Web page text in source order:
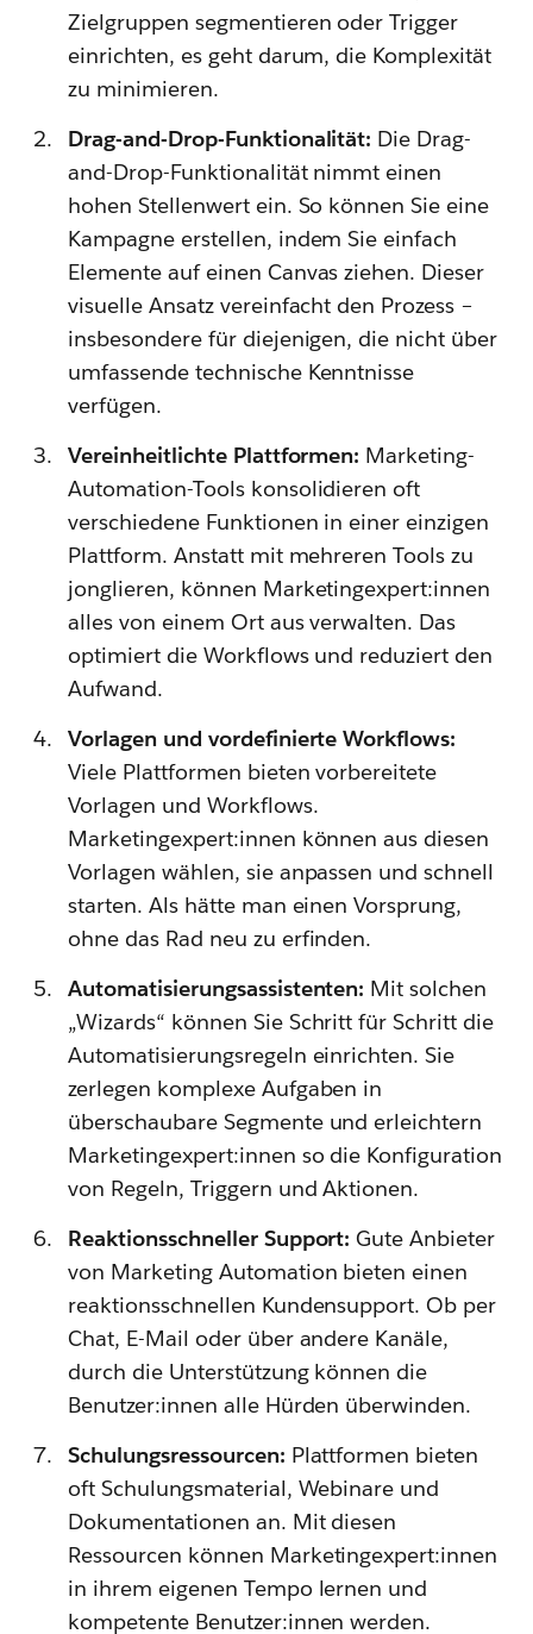
Zielgruppen segmentieren oder Trigger
einrichten, es geht darum, die Komplexität
zu minimieren.
Drag-and-Drop-Funktionalität: Die Drag-
and-Drop-Funktionalität nimmt einen
hohen Stellenwert ein. So können Sie eine
Kampagne erstellen, indem Sie einfach
Elemente auf einen Canvas ziehen. Dieser
visuelle Ansatz vereinfacht den Prozess –
insbesondere für diejenigen, die nicht über
umfassende technische Kenntnisse
verfügen.
Vereinheitlichte Plattformen: Marketing-
Automation-Tools konsolidieren oft
verschiedene Funktionen in einer einzigen
Plattform. Anstatt mit mehreren Tools zu
jonglieren, können Marketingexpert:innen
alles von einem Ort aus verwalten. Das
optimiert die Workflows und reduziert den
Aufwand.
Vorlagen und vordefinierte Workflows:
Viele Plattformen bieten vorbereitete
Vorlagen und Workflows.
Marketingexpert:innen können aus diesen
Vorlagen wählen, sie anpassen und schnell
starten. Als hätte man einen Vorsprung,
ohne das Rad neu zu erfinden.
Automatisierungsassistenten: Mit solchen
„Wizards“ können Sie Schritt für Schritt die
Automatisierungsregeln einrichten. Sie
zerlegen komplexe Aufgaben in
überschaubare Segmente und erleichtern
Marketingexpert:innen so die Konfiguration
von Regeln, Triggern und Aktionen.
Reaktionsschneller Support: Gute Anbieter
von Marketing Automation bieten einen
reaktionsschnellen Kundensupport. Ob per
Chat, E-Mail oder über andere Kanäle,
durch die Unterstützung können die
Benutzer:innen alle Hürden überwinden.
Schulungsressourcen: Plattformen bieten
oft Schulungsmaterial, Webinare und
Dokumentationen an. Mit diesen
Ressourcen können Marketingexpert:innen
in ihrem eigenen Tempo lernen und
kompetente Benutzer:innen werden.